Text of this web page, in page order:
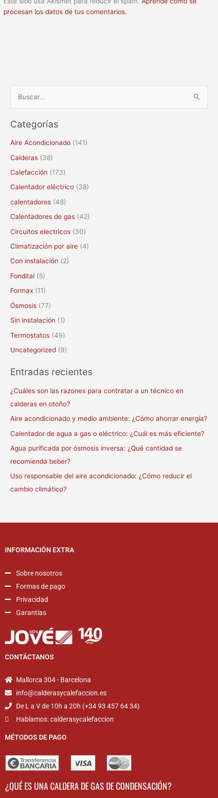
procesan los datos de tus comentarios.
s
c
o
r
:
Categorías
Aire Acondicionado (141)
Calderas (38)
Calefacción (173)
Calentador eléctrico (38)
calentadores (48)
Calentadores de gas (42)
Circuitos electricos (30)
Climatización por aire (4)
Con instalación (2)
Fondital (5)
Formax (11)
Ósmosis (77)
Sin instalación (1)
Termostatos (49)
Uncategorized (9)
Entradas recientes
¿Cuáles son las razones para contratar a un técnico en
calderas en otoño?
Aire acondicionado y medio ambiente: ¿Cómo ahorrar energía?
Calentador de agua a gas o eléctrico: ¿Cuál es más eficiente?
Agua purificada por ósmosis inversa: ¿Qué cantidad se
recomienda beber?
Uso responsable del aire acondicionado: ¿Cómo reducir el
cambio climático?
INFORMACIÓN EXTRA
Sobre nosotros
Formas de pago
Privacidad
Garantías
CONTÁCTANOS
Mallorca 304 - Barcelona
info@calderasycalefaccion.es
De L a V de 10h a 20h (+34 93 457 64 34)
Hablamos: calderasycalefaccion
MÉTODOS DE PAGO
¿QUÉ ES UNA CALDERA DE GAS DE CONDENSACIÓN?